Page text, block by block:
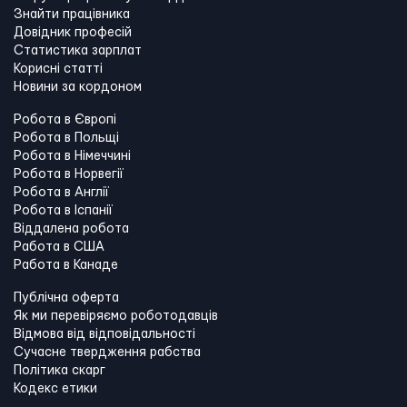
Знайти працівника
Довідник професій
Статистика зарплат
Корисні статті
Новини за кордоном
Робота в Європі
Робота в Польщі
Робота в Німеччині
Робота в Норвегії
Робота в Англії
Робота в Іспанії
Віддалена робота
Работа в США
Работа в Канадe
Публічна оферта
Як ми перевіряємо роботодавців
Відмова від відповідальності
Сучасне твердження рабства
Політика скарг
Кодекс етики